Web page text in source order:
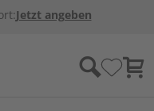
Jetzt angeben